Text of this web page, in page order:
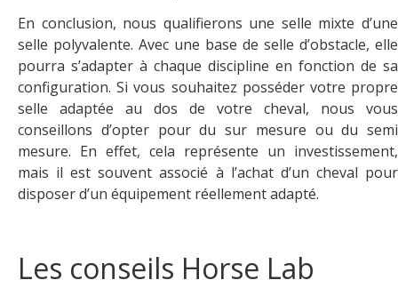
En conclusion, nous qualifierons une selle mixte d’une
selle polyvalente. Avec une base de selle d’obstacle, elle
pourra s’adapter à chaque discipline en fonction de sa
configuration. Si vous souhaitez posséder votre propre
selle adaptée au dos de votre cheval, nous vous
conseillons d’opter pour du sur mesure ou du semi
mesure. En effet, cela représente un investissement,
mais il est souvent associé à l’achat d’un cheval pour
disposer d’un équipement réellement adapté.
Les conseils Horse Lab